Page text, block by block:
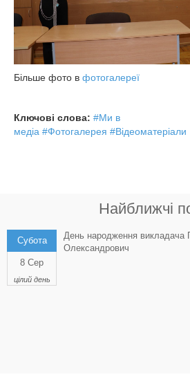
Більше фото в фотогалереї
Ключові слова: #Ми в
медіа #Фотогалерея #Відеоматеріали
Найближчі
Субота
8 Сер
цілий день
День народження викладача
Олександрович